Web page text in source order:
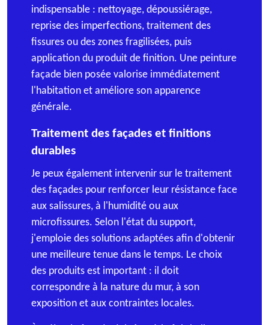
indispensable : nettoyage, dépoussiérage,
reprise des imperfections, traitement des
fissures ou des zones fragilisées, puis
application du produit de finition. Une peinture
façade bien posée valorise immédiatement
l'habitation et améliore son apparence
générale.
Traitement des façades et finitions
durables
Je peux également intervenir sur le traitement
des façades pour renforcer leur résistance face
aux salissures, à l'humidité ou aux
microfissures. Selon l'état du support,
j'emploie des solutions adaptées afin d'obtenir
une meilleure tenue dans le temps. Le choix
des produits est important : il doit
correspondre à la nature du mur, à son
exposition et aux contraintes locales.